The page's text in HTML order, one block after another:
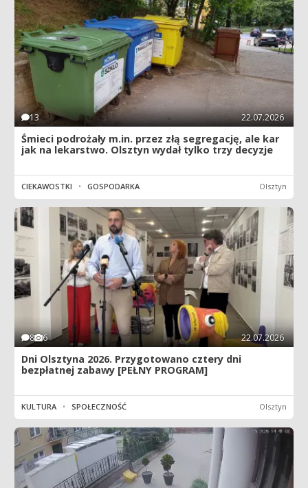
13 22.07.2026
Śmieci podrożały m.in. przez złą segregację, ale kar
jak na lekarstwo. Olsztyn wydał tylko trzy decyzje
CIEKAWOSTKI • GOSPODARKA Olsztyn
8 6 22.07.2026
Dni Olsztyna 2026. Przygotowano cztery dni
bezpłatnej zabawy [PEŁNY PROGRAM]
KULTURA • SPOŁECZNOŚĆ Olsztyn